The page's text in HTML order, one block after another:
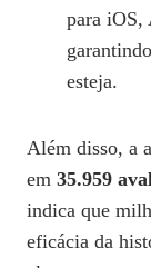
para iOS,
esteja.
Além disso, a
em 35.959
indica que
eficácia da